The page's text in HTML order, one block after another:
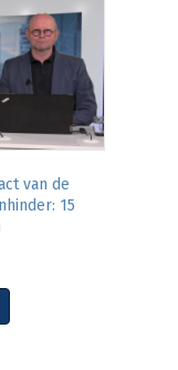
van de
15